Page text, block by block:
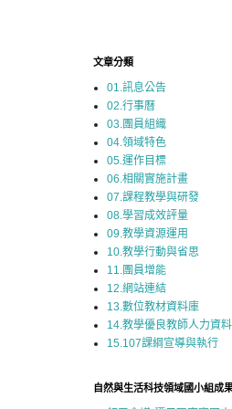
文章分類
01.訊息公告
02.行事曆
03.團員組織
04.領域特色
05.運作目標
06.相關實施計畫
07.課程教學與研發
08.學習成效評量
09.教學資源運用
10.教學行動與省思
11.團員增能
12.網站連結
13.數位教材資料庫
14.教學優良教師人力資
15.107課綱宣導與執行
自然與生活科技領域國小組成